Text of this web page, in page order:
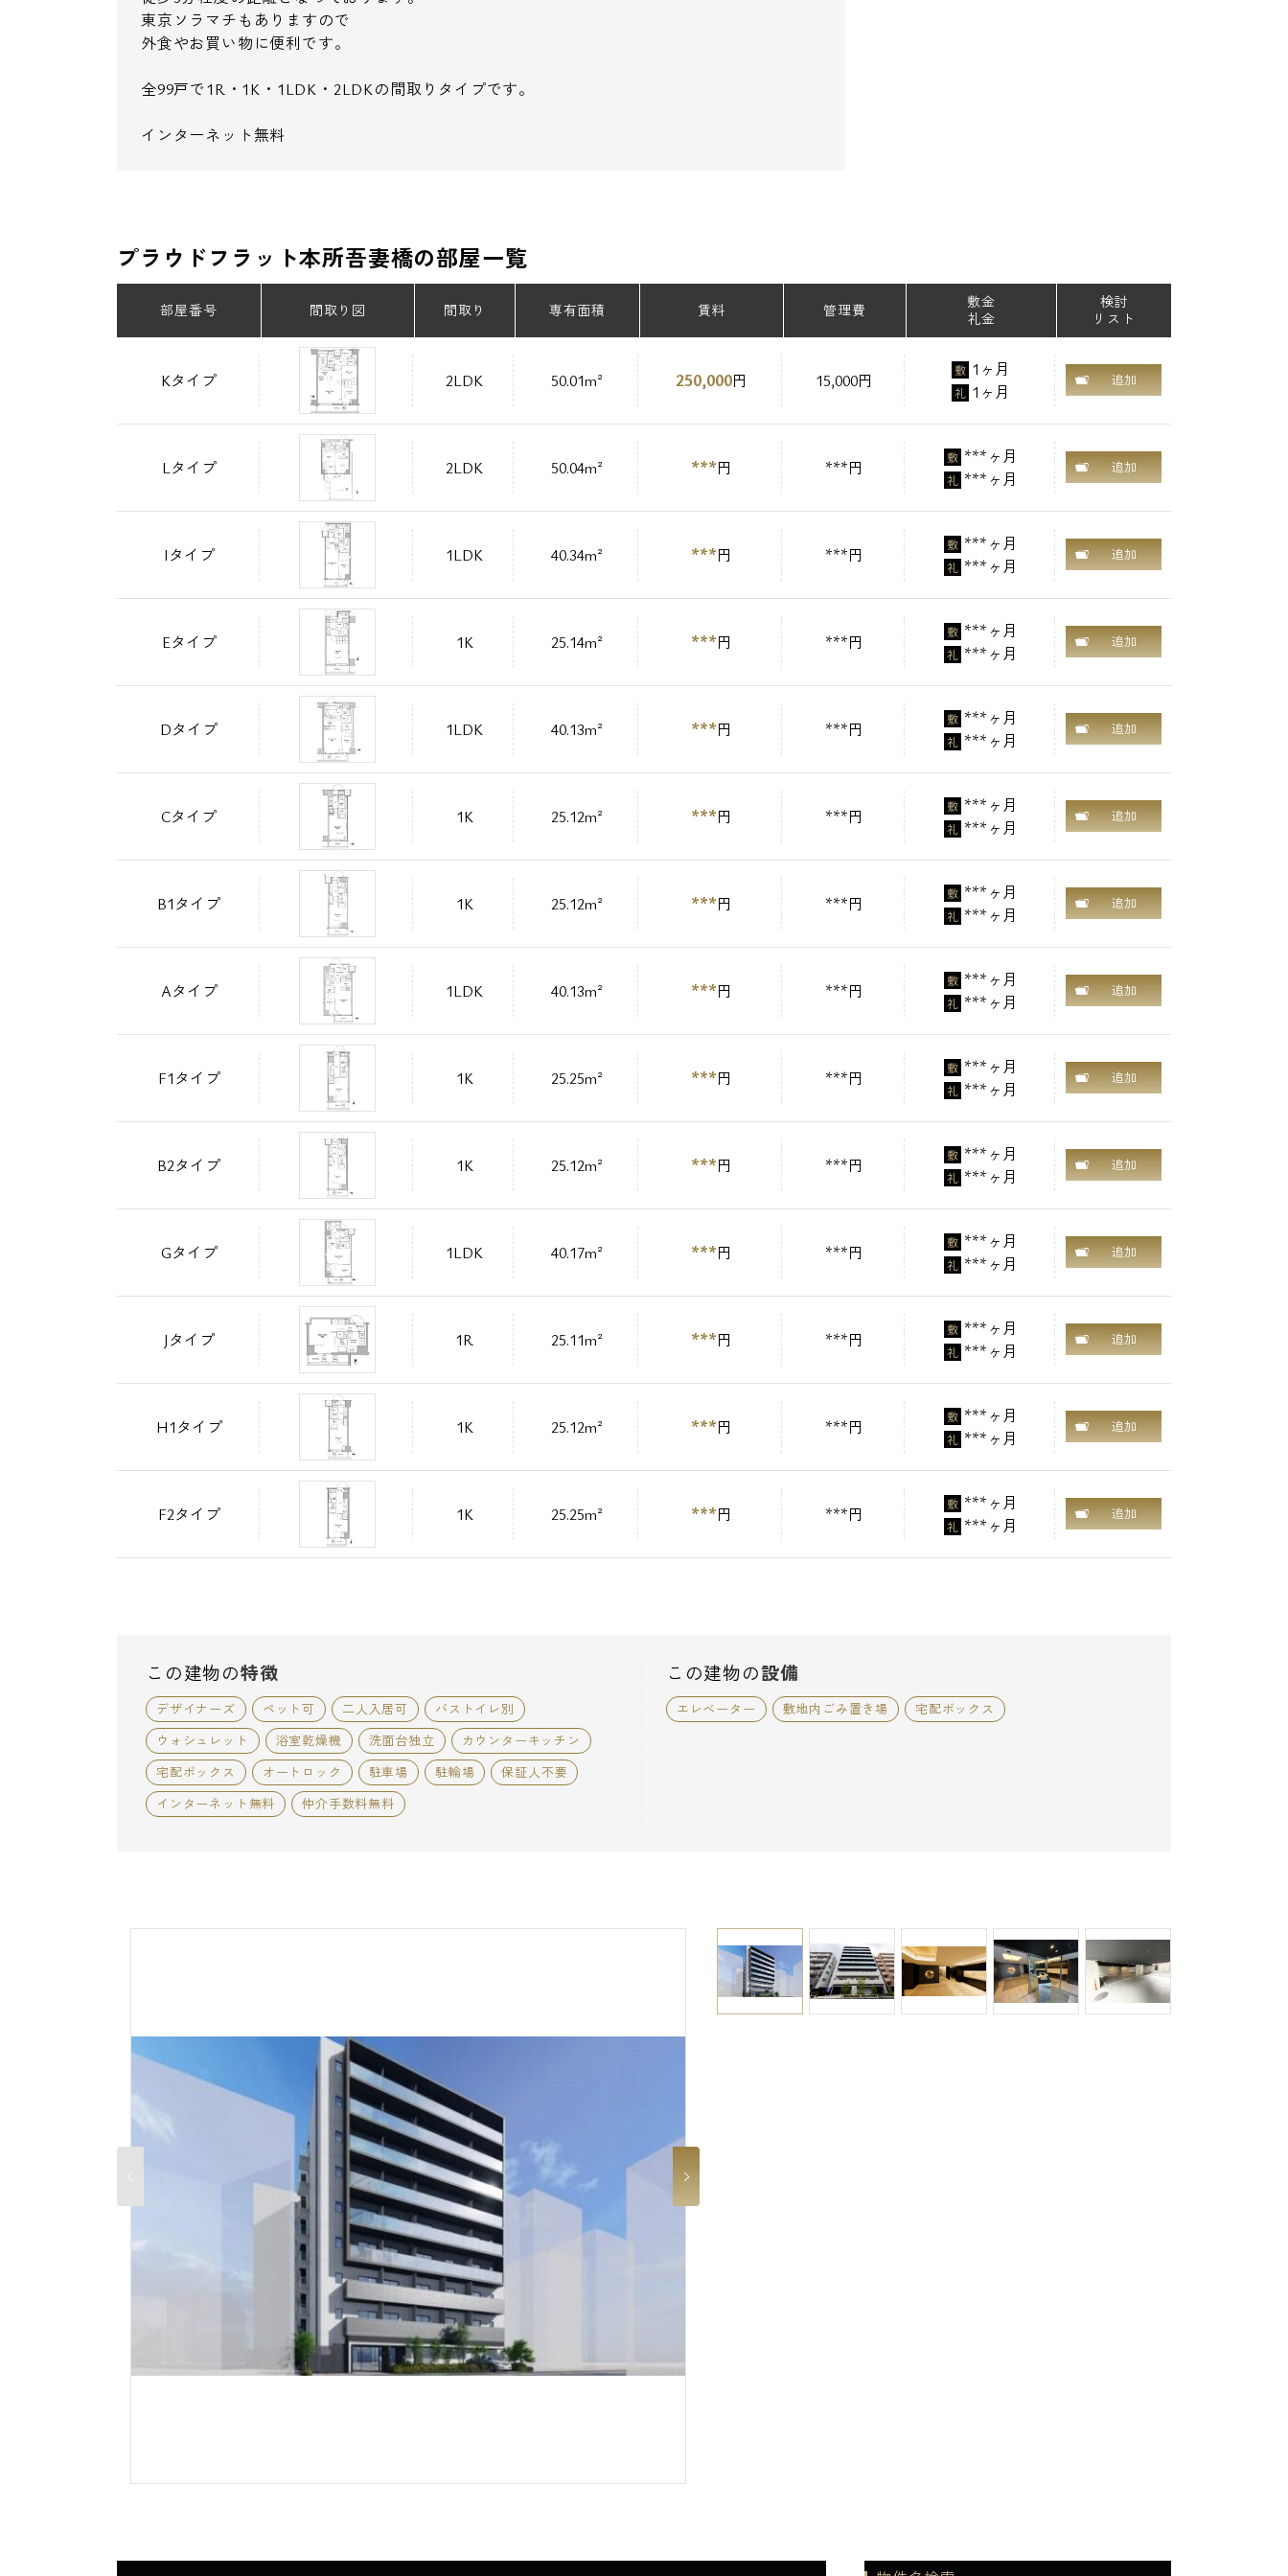
東京ソラマチもありますので
外食やお買い物に便利です。
全99戸で1R・1K・1LDK・2LDKの間取りタイプです。
インターネット無料
プラウドフラット本所吾妻橋の部屋一覧
部屋番号 間取り図 間取り 専有面積 賃料 管理費
敷金
礼金
検討
リスト
Kタイプ 2LDK 50.01m² 250,000円 15,000円 敷 1ヶ月
礼 1ヶ月
追加
Lタイプ 2LDK 50.04m² ***円 ***円 敷 ***ヶ月
礼 ***ヶ月
追加
Iタイプ 1LDK 40.34m² ***円 ***円 敷 ***ヶ月
礼 ***ヶ月
追加
Eタイプ 1K 25.14m² ***円 ***円 敷 ***ヶ月
礼 ***ヶ月
追加
Dタイプ 1LDK 40.13m² ***円 ***円 敷 ***ヶ月
礼 ***ヶ月
追加
Cタイプ 1K 25.12m² ***円 ***円 敷 ***ヶ月
礼 ***ヶ月
追加
B1タイプ 1K 25.12m² ***円 ***円 敷 ***ヶ月
礼 ***ヶ月
追加
Aタイプ 1LDK 40.13m² ***円 ***円 敷 ***ヶ月
礼 ***ヶ月
追加
F1タイプ 1K 25.25m² ***円 ***円 敷 ***ヶ月
礼 ***ヶ月
追加
B2タイプ 1K 25.12m² ***円 ***円 敷 ***ヶ月
礼 ***ヶ月
追加
Gタイプ 1LDK 40.17m² ***円 ***円 敷 ***ヶ月
礼 ***ヶ月
追加
Jタイプ 1R 25.11m² ***円 ***円 敷 ***ヶ月
礼 ***ヶ月
追加
H1タイプ 1K 25.12m² ***円 ***円 敷 ***ヶ月
礼 ***ヶ月
追加
F2タイプ 1K 25.25m² ***円 ***円 敷 ***ヶ月
礼 ***ヶ月
追加
この建物の特徴
デザイナーズ ペット可 二人入居可
バストイレ別
ウォシュレット
浴室乾燥機 洗面台独立
カウンターキッチン
宅配ボックス
オートロック 駐車場 駐輪場
保証人不要
インターネット無料
仲介手数料無料
この建物の設備
エレベーター 敷地内ごみ置き場 宅配ボックス